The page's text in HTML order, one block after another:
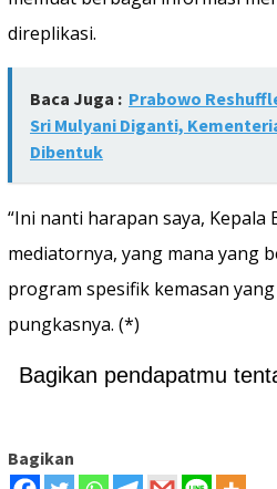
direplikasi.
Baca Juga : Prabowo
Sri Mulyani Diganti,
Dibentuk
“Ini nanti harapan saya, Kepala
mediatornya, yang mana yang
program spesifik kemasan
pungkasnya. (*)
Bagikan pendapatmu
Bagikan